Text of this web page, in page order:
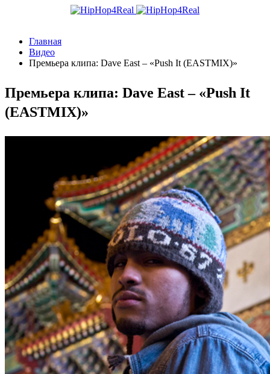
Главная
Видео
Премьера клипа: Dave East – «Push It (EASTMIX)»
Премьера клипа: Dave East – «Push It
(EASTMIX)»